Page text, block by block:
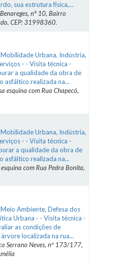
sua estrutura física,...
n° 10, Bairro
CEP: 31998360.
Urbana, Indústria,
- - Visita técnica -
a qualidade da obra de
asfáltico realizada na...
esquina com Rua Chapecó,
Urbana, Indústria,
- - Visita técnica -
a qualidade da obra de
asfáltico realizada na...
com Rua Pedra Bonita,
Ambiente, Defesa dos
Urbana - - Visita técnica -
as condições de
localizada na rua...
Serrano Neves, nº 173/177,